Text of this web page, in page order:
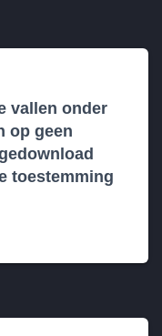
vallen onder
op geen
toestemming